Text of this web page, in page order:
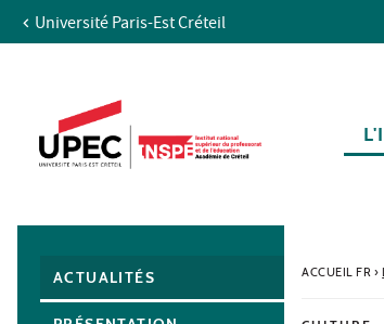
Aller au contenu
Recherche
Navigation secondaire
Université Paris-Est Créteil
ACCUEIL FR›
ACTUALITÉS